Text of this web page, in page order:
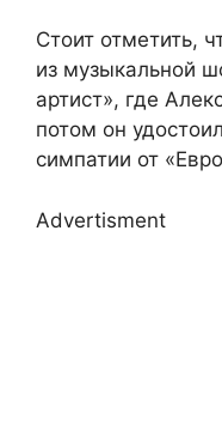
Стоит отметить,
из музыкальной
артист», где
потом он
симпатии от
Advertisment